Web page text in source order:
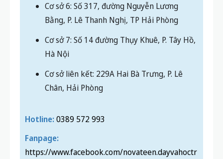
Cơ sở 2: BT1.16 khu đô thị chức năng Tây
Mỗ, P. Tây Mỗ, Hà Nội
Cơ sở 3: 70D Quang Tiến, P. Đại Mỗ, Hà Nội
Cơ sở 4: Thôn Lặt, xã Minh Quang, Ba Vì, Hà
Nội
Cơ sở 5: Số 39 Nguyễn Bính, P. Phan Đình
Bằng, P. Lê Thanh Nghị, TP Hải Phòng